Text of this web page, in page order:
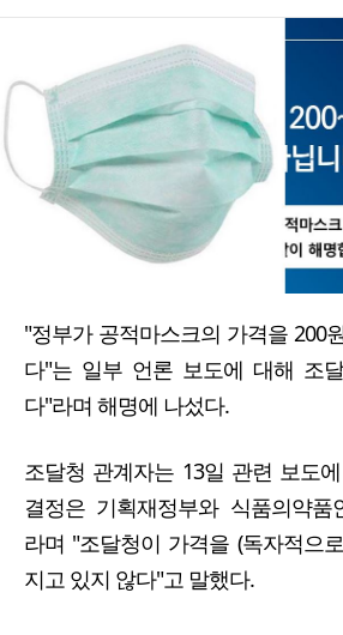
"정부가 공적마스크의 가격을 200
다"는 일부 언론 보도에 대해 조
다"라며 해명에 나섰다.
조달청 관계자는 13일 관련 보도
결정은 기획재정부와 식품의약품
라며 "조달청이 가격을 (독자적으
지고 있지 않다"고 말했다.